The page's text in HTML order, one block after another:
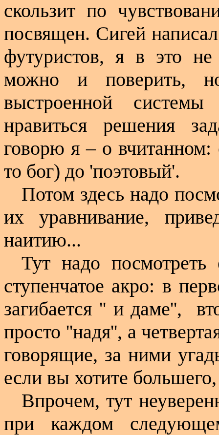
скользит по
посвящен. Сигей
футуристов, я в это
можно и поверить,
выстроенной системы
нравиться решения
говорю я – о вчитанном:
то бог) до 'поэтовый'.
Потом здесь надо
их уравнивание,
наитию...
Тут надо
ступенчатое акро: в
загибается '' и даме'',
просто ''надя'', а
говорящие, за ними
если вы хотите
Впрочем, тут
при каждом